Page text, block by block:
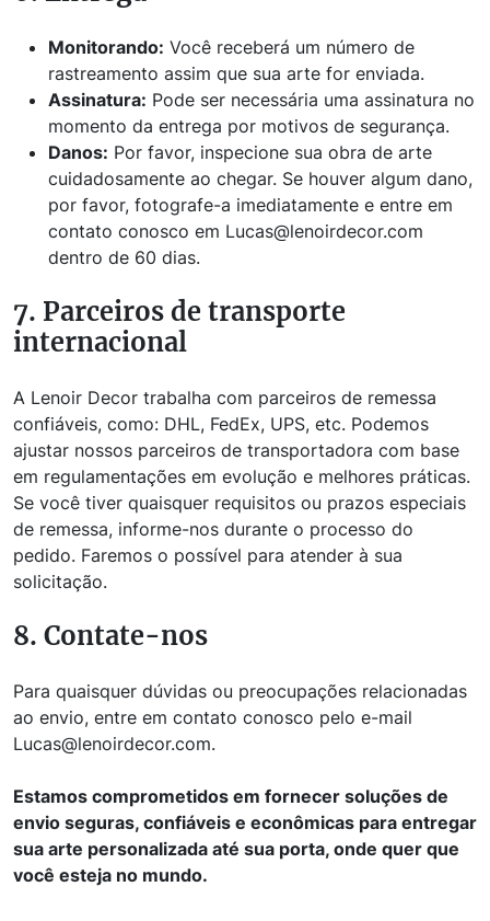
Monitorando: Você receberá um número de
rastreamento assim que sua arte for enviada.
Assinatura: Pode ser necessária uma assinatura no
momento da entrega por motivos de segurança.
Danos: Por favor, inspecione sua obra de arte
cuidadosamente ao chegar. Se houver algum dano,
por favor, fotografe-a imediatamente e entre em
contato conosco em Lucas@lenoirdecor.com
dentro de 60 dias.
7. Parceiros de transporte
internacional
A Lenoir Decor trabalha com parceiros de remessa
confiáveis, como: DHL, FedEx, UPS, etc. Podemos
ajustar nossos parceiros de transportadora com base
em regulamentações em evolução e melhores práticas.
Se você tiver quaisquer requisitos ou prazos especiais
de remessa, informe-nos durante o processo do
pedido. Faremos o possível para atender à sua
solicitação.
8. Contate-nos
Para quaisquer dúvidas ou preocupações relacionadas
ao envio, entre em contato conosco pelo e-mail
Lucas@lenoirdecor.com.
Estamos comprometidos em fornecer soluções de
envio seguras, confiáveis e econômicas para entregar
sua arte personalizada até sua porta, onde quer que
você esteja no mundo.